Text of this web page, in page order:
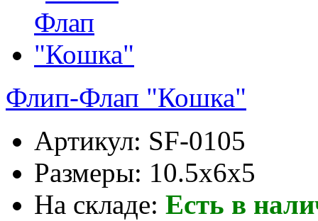
Флип-Флап "Кошка"
Артикул: SF-0105
Размеры: 10.5x6x5
На складе: Есть в